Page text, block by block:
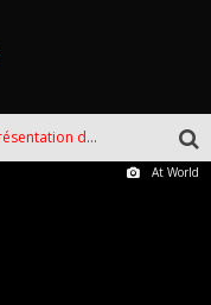
Chevrotines 2025 - Présentation de l'épreuve
At World